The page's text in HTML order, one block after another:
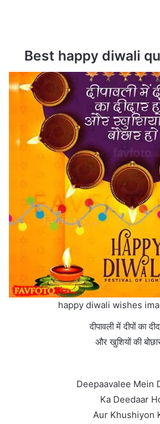
Best happy diwali
happy diwali wishes
दीपावली में दीपों का
और खुशियों की
Deepaavalee Mein
Ka Deedaar
Aur Khushiyon